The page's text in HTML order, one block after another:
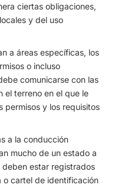
ciertas obligaciones,
y del uso
a áreas específicas, los
o incluso
comunicarse con las
el terreno en el que le
permisos y los requisitos
a la conducción
mucho de un estado a
deben estar registrados
o cartel de identificación